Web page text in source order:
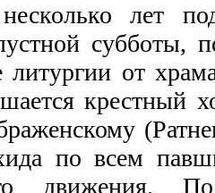
лет
субботы,
литургии от
крестный
по всем
движения.